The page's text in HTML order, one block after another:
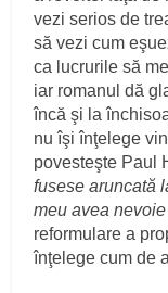
vezi serios de
să vezi cum
ca lucrurile să
iar romanul dă
încă şi la
nu îşi înţelege
povesteşte Paul
fusese aruncată
meu avea nevoie
reformulare a
înţelege cum de